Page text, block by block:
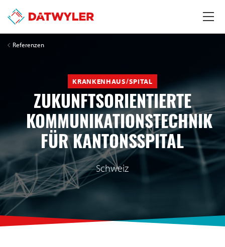
Referenzen
KRANKENHAUS/SPITAL
ZUKUNFTSORIENTIERTE
KOMMUNIKATIONSTECHNIK
FÜR KANTONSSPITAL
Schweiz